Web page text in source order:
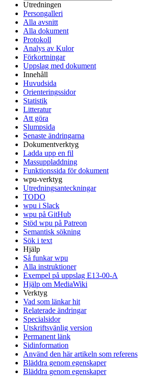
Utredningen
Persongalleri
Alla avsnitt
Alla dokument
Protokoll
Analys av Kulor
Förkortningar
Uppslag med dokument
Innehåll
Huvudsida
Orienteringssidor
Statistik
Litteratur
Att göra
Slumpsida
Senaste ändringarna
Dokumentverktyg
Ladda upp en fil
Massuppladdning
Funktionssida för dokument
wpu-verktyg
Utredningsanteckningar
TODO
wpu i Slack
wpu på GitHub
Stöd wpu på Patreon
Semantisk sökning
Sök i text
Hjälp
Så funkar wpu
Alla instruktioner
Exempel på uppslag E13-00-A
Hjälp om MediaWiki
Verktyg
Vad som länkar hit
Relaterade ändringar
Specialsidor
Utskriftsvänlig version
Permanent länk
Sidinformation
Använd den här artikeln som referens
Bläddra genom egenskaper
Bläddra genom egenskaper